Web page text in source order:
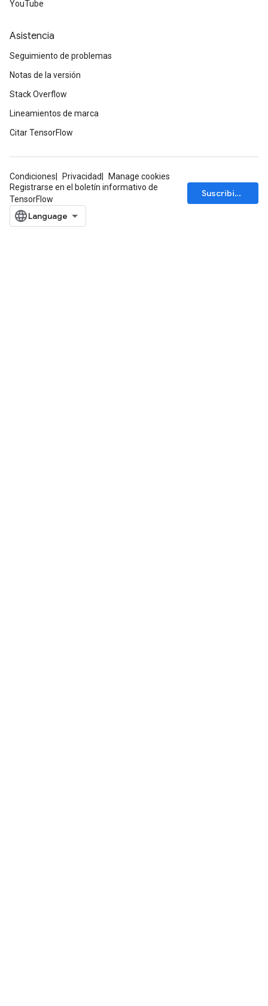
YouTube
Asistencia
Seguimiento de problemas
Notas de la versión
Stack Overflow
Lineamientos de marca
Citar TensorFlow
Condiciones Privacidad
Manage cookies
Registrarse en el boletín informativo de
TensorFlow
Suscribirse